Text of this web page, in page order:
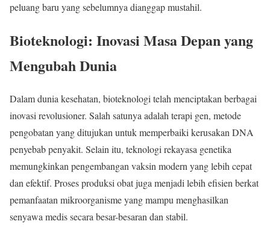
peluang baru yang sebelumnya dianggap mustahil.
Bioteknologi: Inovasi Masa Depan yang
Mengubah Dunia
Dalam dunia kesehatan, bioteknologi telah menciptakan berbagai
inovasi revolusioner. Salah satunya adalah terapi gen, metode
pengobatan yang ditujukan untuk memperbaiki kerusakan DNA
penyebab penyakit. Selain itu, teknologi rekayasa genetika
memungkinkan pengembangan vaksin modern yang lebih cepat
dan efektif. Proses produksi obat juga menjadi lebih efisien berkat
pemanfaatan mikroorganisme yang mampu menghasilkan
senyawa medis secara besar-besaran dan stabil.